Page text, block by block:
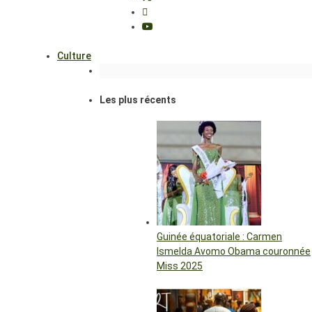
Culture
Les plus récents
Guinée équatoriale : Carmen
Ismelda Avomo Obama couronnée
Miss 2025